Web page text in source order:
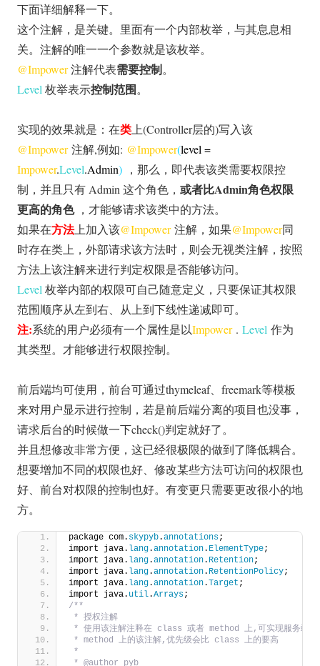
下面详细解释一下。
这个注解，是关键。里面有一个内部枚举，与其息息相
关。注解的唯一一个参数就是该枚举。
@Impower注解代表需要控制。
Level 枚举表示控制范围。
实现的效果就是：在类 上(Controller层的)写入该
@Impower注解,例如: @Impower(level =
Impower.Level.Admin) ，那么，即代表该类需要权限控
制，并且只有 Admin 这个角色， 或者比Admin角色权限
更高的角色，才能够请求该类中的方法。
如果在方法上加入该@Impower注解，如果@Impower同
时存在类上，外部请求该方法时，则会无视类注解，按照
方法上该注解来进行判定权限是否能够访问。
Level 枚举内部的权限可自己随意定义，只要保证其权限
范围顺序从左到右、从上到下线性递减即可。
注:系统的用户必须有一个属性是以Impower. Level 作为
其类型。才能够进行权限控制。
前后端均可使用，前台可通过thymeleaf、freemark等模板
来对用户显示进行控制，若是前后端分离的项目也没事，
请求后台的时候做一下check()判定就好了。
并且想修改非常方便，这已经很极限的做到了降低耦合。
想要增加不同的权限也好、修改某些方法可访问的权限也
好、前台对权限的控制也好。有变更只需要更改很小的地
方。
package com. skypyb.annotations;
import java. lang.annotation. ElementType;
import java. lang.annotation. Retention;
import java. lang.annotation. RetentionPolicy;
import java. lang.annotation.Target ;
import java. util.Arrays;
/**
* 授权注解
* 使用该注解注释在 class 或者 method 上,可实现服务端的
* method 上的该注解,优先级会比 class 上的要高
*
* @author pyb